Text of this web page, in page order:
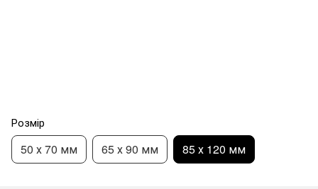
Розмір
50 х 70 мм 65 х 90 мм 85 х 120 мм